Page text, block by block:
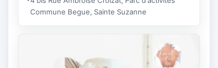
Commune Begue, Sainte Suzanne